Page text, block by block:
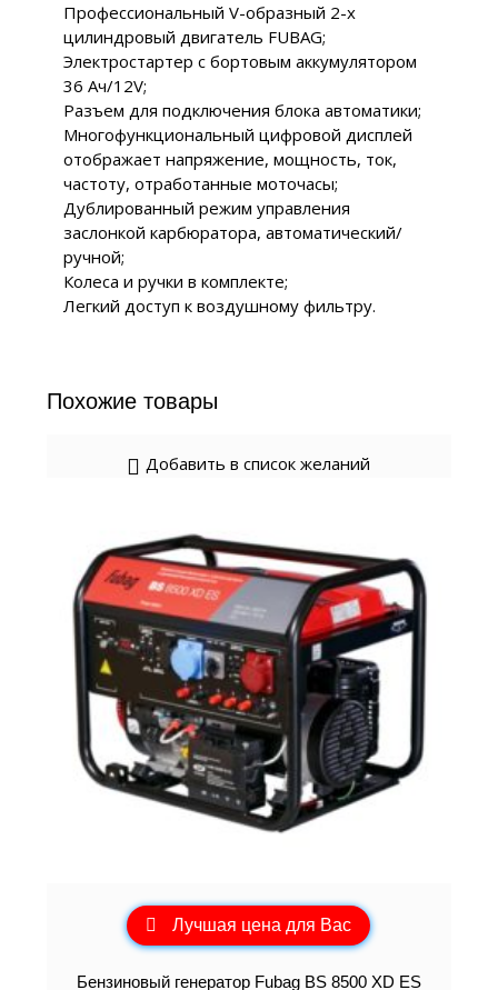
Профессиональный V-образный 2-х
цилиндровый двигатель FUBAG;
Электростартер с бортовым аккумулятором
36 Ач/12V;
Разъем для подключения блока автоматики;
Многофункциональный цифровой дисплей
отображает напряжение, мощность, ток,
частоту, отработанные моточасы;
Дублированный режим управления
заслонкой карбюратора, автоматический/
ручной;
Колеса и ручки в комплекте;
Легкий доступ к воздушному фильтру.
Похожие товары
Добавить в список желаний
Лучшая цена для Вас
Бензиновый генератор Fubag BS 8500 XD ES